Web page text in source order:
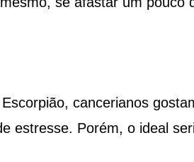
cancerianos
estresse. Porém, o ideal